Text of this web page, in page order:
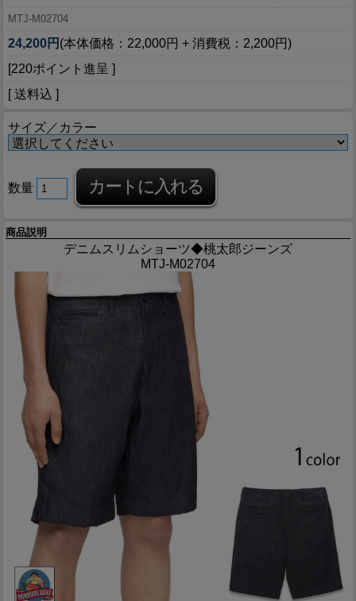
MTJ-M02704
24,200円 (本体価格：22,000円 + 消費税：2,200円)
[220ポイント進呈 ]
[ 送料込 ]
サイズ／カラー
数量
商品説明
デニムスリムショーツ◆桃太郎ジーンズ
MTJ-M02704